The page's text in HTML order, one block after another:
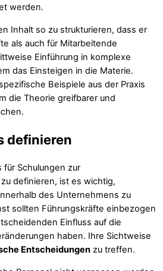
werden.
Inhalt so zu strukturieren, dass er
als auch für Mitarbeitende
Einführung in komplexe
das Einsteigen in die Materie.
Beispiele aus der Praxis
die Theorie greifbarer und
definieren
für Schulungen zur
definieren, ist es wichtig,
des Unternehmens zu
sollten Führungskräfte einbezogen
Einfluss auf die
haben. Ihre Sichtweise
Entscheidungen zu treffen.